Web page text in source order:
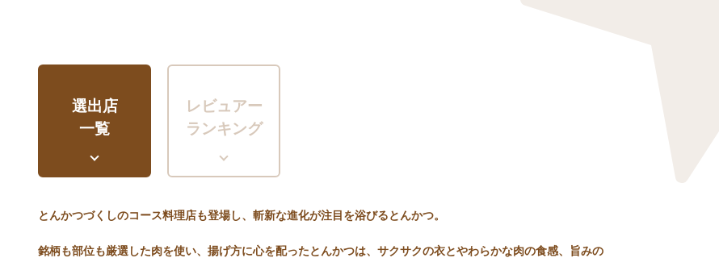
選出店
一覧
レビュアー
ランキング
とんかつづくしのコース料理店も登場し、斬新な進化が注目を浴びるとんかつ。
銘柄も部位も厳選した肉を使い、揚げ方に心を配ったとんかつは、サクサクの衣とやわらかな肉の食感、旨みの